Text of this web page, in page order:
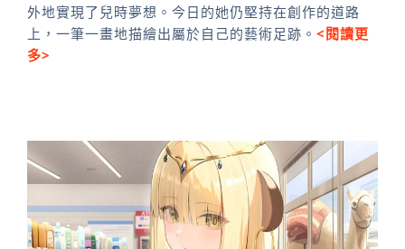
外地實現了兒時夢想。今日的她仍堅持在創作的道路
上，一筆一畫地描繪出屬於自己的藝術足跡。 <閱讀更
多>